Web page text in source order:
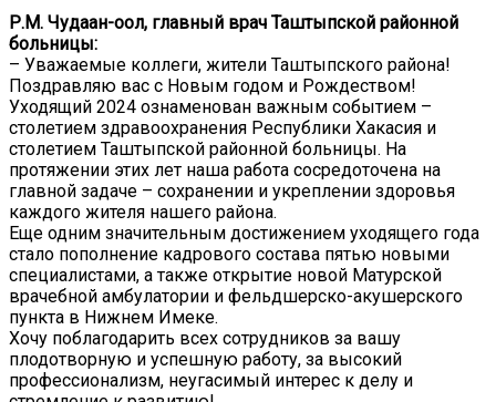
Р.М. Чудаан-оол, главный врач Таштыпской районной
больницы:
– Уважаемые коллеги, жители Таштыпского района!
Поздравляю вас с Новым годом и Рождеством!
Уходящий 2024 ознаменован важным событием –
столетием здравоохранения Республики Хакасия и
столетием Таштыпской районной больницы. На
протяжении этих лет наша работа сосредоточена на
главной задаче – сохранении и укреплении здоровья
каждого жителя нашего района.
Еще одним значительным достижением уходящего года
стало пополнение кадрового состава пятью новыми
специалистами, а также открытие новой Матурской
врачебной амбулатории и фельдшерско-акушерского
пункта в Нижнем Имеке.
Хочу поблагодарить всех сотрудников за вашу
плодотворную и успешную работу, за высокий
профессионализм, неугасимый интерес к делу и